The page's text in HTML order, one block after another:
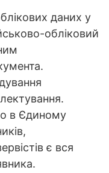
даних у
обліковий
в Єдиному
є вся